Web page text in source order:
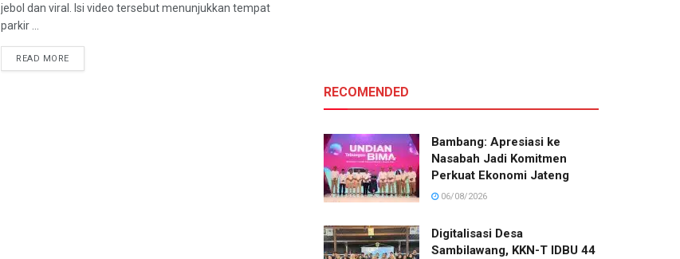
jebol dan viral. Isi video tersebut menunjukkan tempat
parkir ...
READ MOREDETAILS
RECOMENDED
Bambang: Apresiasi ke
Nasabah Jadi Komitmen
Perkuat Ekonomi Jateng
06/08/2026
Digitalisasi Desa
Sambilawang, KKN-T IDBU 44